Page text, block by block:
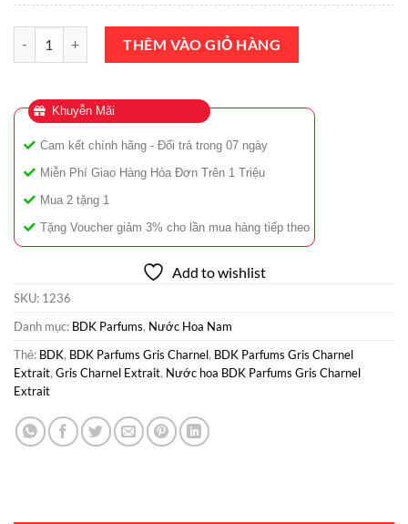
Nước Hoa BDK Parfums Gris Charnel Extrait De Parfum 100ml
THÊM VÀO GIỎ HÀNG
Khuyễn Mãi
Cam kết chính hãng - Đổi trả trong 07 ngày
Miễn Phí Giao Hàng Hóa Đơn Trên 1 Triệu
Mua 2 tặng 1
Tặng Voucher giảm 3% cho lần mua hàng tiếp theo
Add to wishlist
SKU: 1236
Danh mục: BDK Parfums, Nước Hoa Nam
Thẻ: BDK, BDK Parfums Gris Charnel, BDK Parfums Gris Charnel
Extrait, Gris Charnel Extrait, Nước hoa BDK Parfums Gris Charnel
Extrait